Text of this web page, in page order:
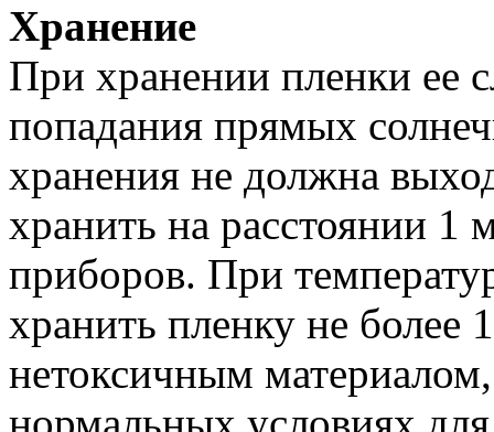
Хранение
При хранении пленки ее
попадания прямых
хранения не должна
хранить на расстоянии 1
приборов. При
хранить пленку не более
нетоксичным
нормальных условиях